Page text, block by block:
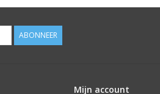
ABONNEER
Mijn account